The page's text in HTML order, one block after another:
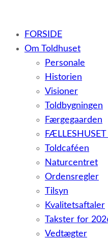
– et botilbud til voksne
udviklede personer samt
FORSIDE
Om Toldhuset
Personale
Historien
Visioner
Toldbygningen
Færgegaarden
Toldcaféen
Naturcentret
Ordensregler
Tilsyn
Kvalitetsaftaler
Takster for
Vedtægter